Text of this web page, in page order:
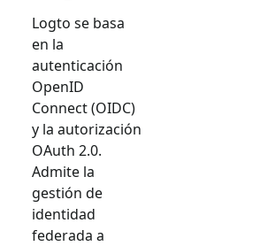
Logto se basa
en la
autenticación
OpenID
Connect (OIDC)
y la autorización
OAuth 2.0.
Admite la
gestión de
identidad
federada a